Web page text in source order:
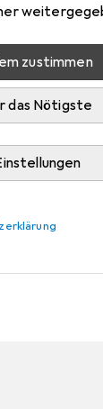
zustimmen
das Nötigste
Likes
121 Kommentar
1